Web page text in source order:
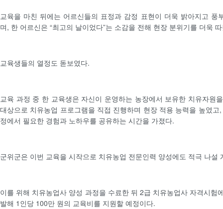
교육을 마친 뒤에는 어르신들의 표정과 감정 표현이 더욱 밝아지고 풍
며, 한 어르신은 “최고의 날이었다”는 소감을 전해 현장 분위기를 더욱
교육생들의 열정도 돋보였다.
교육 과정 중 한 교육생은 자신이 운영하는 농장에서 보유한 치유자원
대상으로 치유농업 프로그램을 직접 진행하며 현장 적용 능력을 높였
정에서 필요한 경험과 노하우를 공유하는 시간을 가졌다.
군위군은 이번 교육을 시작으로 치유농업 전문인력 양성에도 적극 나설
이를 위해 치유농업사 양성 과정을 수료한 뒤 2급 치유농업사 자격시험
발해 1인당 100만 원의 교육비를 지원할 예정이다.